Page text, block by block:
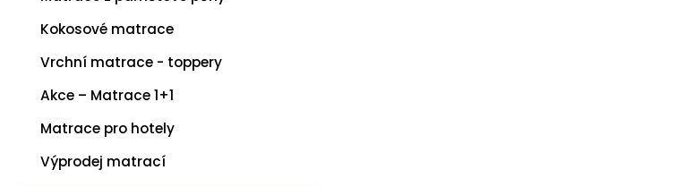
Kokosové matrace
Vrchní matrace - toppery
Akce – Matrace 1+1
Matrace pro hotely
Výprodej matrací